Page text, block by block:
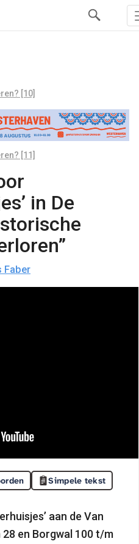
[10]
[11]
in De
Faber
Simpele tekst
aan de Van
en Borgwal 100 t/m